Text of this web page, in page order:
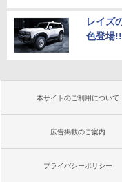
レイズ
色登場!!
本サイトのご利用について
広告掲載のご案内
プライバシーポリシー